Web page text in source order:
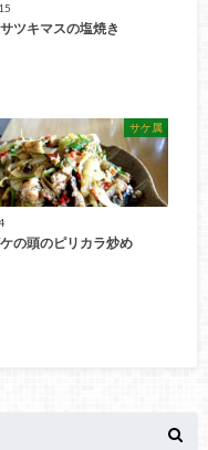
ツキマスの塩焼き
サケ属
の頭のピリカラ炒め